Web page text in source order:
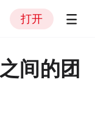
打开
间的团